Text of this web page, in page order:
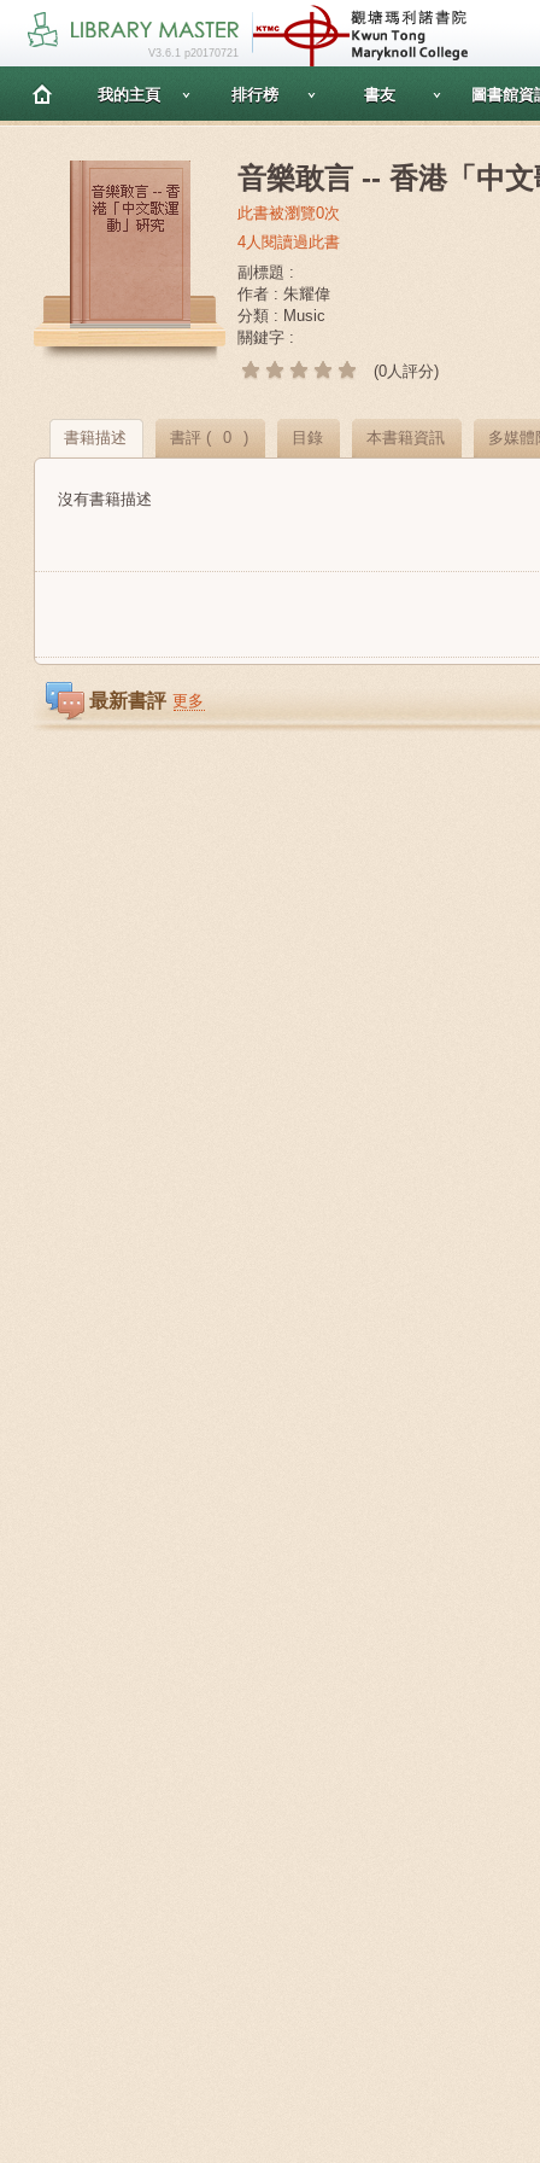
V3.6.1 p20170721
我的主頁 排行榜 書友 圖書館資
音樂敢言 -- 香港「中
此書被瀏覽0次
4人閱讀過此書
副標題 :
作者 : 朱耀偉
分類 : Music
關鍵字 :
(0人評分)
書籍描述 書評 ( 0 ) 目錄 本書籍資訊 多媒體
沒有書籍描述
最新書評 更多